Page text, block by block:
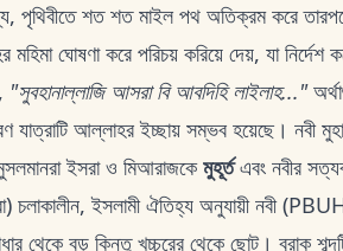
পৃথিবীতে শত শত মাইল পথ অতিক্রম করে
ঘোষণা করে পরিচয় করিয়ে দেয়, যা নির্দেশ
"সুবহানাল্লাজি আসরা বি আবদিহি লাইলাহ..."
যাত্রাটি আল্লাহর ইচ্ছায় সম্ভব হয়েছে। নবী
ইসরা ও মিআরাজকেমুহূর্তএবং নবীর
চলাকালীন, ইসলামী ঐতিহ্য অনুযায়ী নবী
থেকে বড় কিন্তু খচ্চরের থেকে ছোট। বুরাক